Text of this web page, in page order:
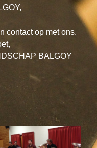
contact op met ons.
BALGOY